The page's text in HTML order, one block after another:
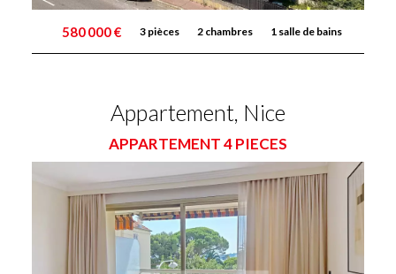
580 000 € 3 pièces 2 chambres 1 salle de bains
Appartement, Nice
APPARTEMENT 4 PIECES